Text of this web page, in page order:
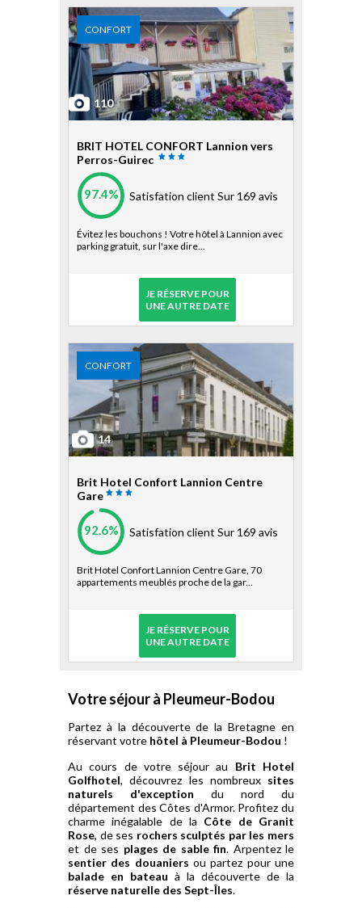
CONFORT
110
BRIT HOTEL CONFORT Lannion vers
Perros-Guirec
97.4% Satisfation client Sur 169 avis
Évitez les bouchons ! Votre hôtel à Lannion avec
parking gratuit, sur l'axe dire...
JE RÉSERVE POUR
UNE AUTRE DATE
CONFORT
14
Brit Hotel Confort Lannion Centre
Gare
92.6% Satisfation client Sur 169 avis
Brit Hotel Confort Lannion Centre Gare, 70
appartements meublés proche de la gar...
JE RÉSERVE POUR
UNE AUTRE DATE
Votre séjour à Pleumeur-Bodou
Partez à la découverte de la Bretagne en
réservant votre hôtel à Pleumeur-Bodou !
Au cours de votre séjour au Brit Hotel
Golfhotel, découvrez les nombreux sites
naturels d'exception du nord du
département des Côtes d'Armor. Profitez du
charme inégalable de la Côte de Granit
Rose, de ses rochers sculptés par les mers
et de ses plages de sable fin. Arpentez le
sentier des douaniers ou partez pour une
balade en bateau à la découverte de la
réserve naturelle des Sept-Îles.